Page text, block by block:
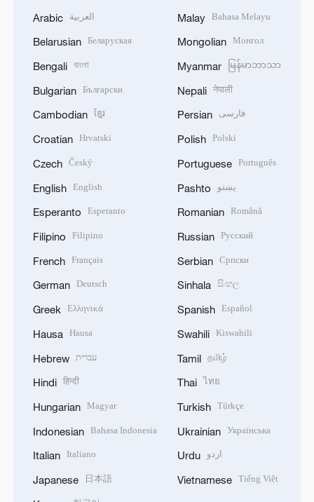
Arabic العربية
Belarusian Беларуская
Bengali বাংলা
Bulgarian Български
Cambodian ខ្មែរ
Croatian Hrvatski
Czech Český
English English
Esperanto Esperanto
Filipino Filipino
French Français
German Deutsch
Greek Ελληνικά
Hausa Hausa
Hebrew עברית
Hindi हिन्दी
Hungarian Magyar
Indonesian Bahasa Indonesia
Italian Italiano
Japanese 日本語
Malay Bahasa Melayu
Mongolian Монгол
Myanmar မြန်မာဘာသာ
Nepali नेपाली
Persian فارسی
Polish Polski
Portuguese Português
Pashto پښتو
Romanian Română
Russian Русский
Serbian Српски
Sinhala සිංහල
Spanish Español
Swahili Kiswahili
Tamil தமிழ்
Thai ไทย
Turkish Türkçe
Ukrainian Українська
Urdu اردو
Vietnamese Tiếng Việt